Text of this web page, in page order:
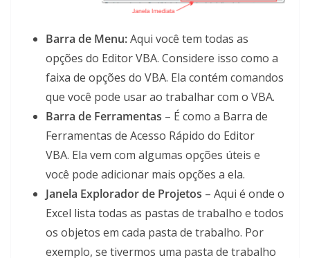
Barra de Menu:Aqui você tem todas as
opções do Editor VBA. Considere isso como a
faixa de opções do VBA. Ela contém comandos
que você pode usar ao trabalhar com o VBA.
Barra de Ferramentas – É como a Barra de
Ferramentas de Acesso Rápido do Editor
VBA. Ela vem com algumas opções úteis e
você pode adicionar mais opções a ela.
Janela Explorador de Projetos – Aqui é onde o
Excel lista todas as pastas de trabalho e todos
os objetos em cada pasta de trabalho. Por
exemplo, se tivermos uma pasta de trabalho